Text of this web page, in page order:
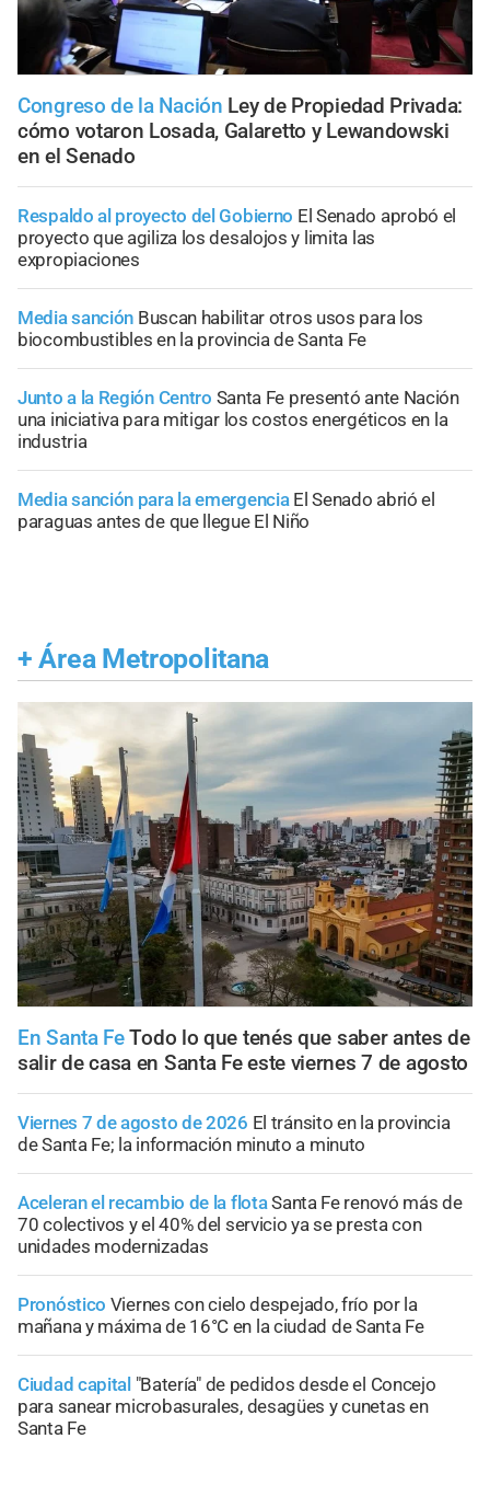
Congreso de la Nación Ley de Propiedad Privada:
cómo votaron Losada, Galaretto y Lewandowski
en el Senado
Respaldo al proyecto del Gobierno El Senado aprobó el
proyecto que agiliza los desalojos y limita las
expropiaciones
Media sanción Buscan habilitar otros usos para los
biocombustibles en la provincia de Santa Fe
Junto a la Región Centro Santa Fe presentó ante Nación
una iniciativa para mitigar los costos energéticos en la
industria
Media sanción para la emergencia El Senado abrió el
paraguas antes de que llegue El Niño
+ Área Metropolitana
En Santa FeTodo lo que tenés que saber antes de
salir de casa en Santa Fe este viernes 7 de agosto
Viernes 7 de agosto de 2026 El tránsito en la provincia
de Santa Fe; la información minuto a minuto
Aceleran el recambio de la flotaSanta Fe renovó más de
70 colectivos y el 40% del servicio ya se presta con
unidades modernizadas
Pronóstico Viernes con cielo despejado, frío por la
mañana y máxima de 16°C en la ciudad de Santa Fe
Ciudad capital "Batería" de pedidos desde el Concejo
para sanear microbasurales, desagües y cunetas en
Santa Fe